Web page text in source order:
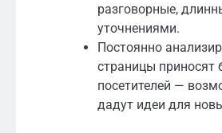
разговорные,
уточнениями.
Постоянно
страницы приносят
посетителей —
дадут идеи для